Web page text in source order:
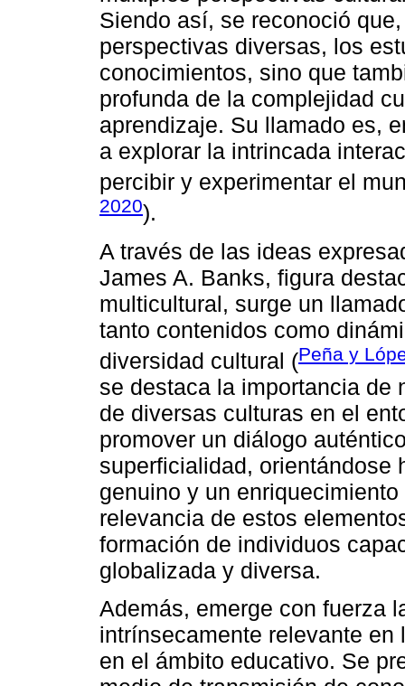
Siendo así, se reconoció
perspectivas diversas, los
conocimientos, sino que
profunda de la complejidad
aprendizaje. Su llamado es,
a explorar la intrincada
percibir y experimentar el
2020).
A través de las ideas
James A. Banks, figura
multicultural, surge un
tanto contenidos como
diversidad cultural (Peña y
se destaca la importancia de
de diversas culturas en el
promover un diálogo
superficialidad, orientándose
genuino y un
relevancia de estos
formación de individuos
globalizada y diversa.
Además, emerge con fuerza
intrínsecamente relevante
en el ámbito educativo. Se